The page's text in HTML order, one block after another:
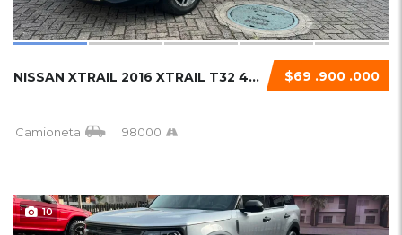
$69 .900 .000
NISSAN XTRAIL 2016 XTRAIL T32 4X4
Camioneta 98000
10